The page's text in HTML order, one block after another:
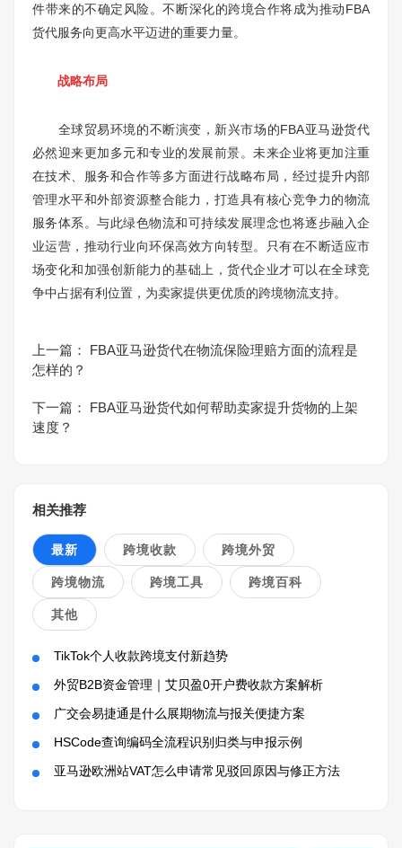
件带来的不确定风险。不断深化的跨境合作将成为推动FBA
货代服务向更高水平迈进的重要力量。
战略布局
全球贸易环境的不断演变，新兴市场的FBA亚马逊货代
必然迎来更加多元和专业的发展前景。未来企业将更加注重
在技术、服务和合作等多方面进行战略布局，经过提升内部
管理水平和外部资源整合能力，打造具有核心竞争力的物流
服务体系。与此绿色物流和可持续发展理念也将逐步融入企
业运营，推动行业向环保高效方向转型。只有在不断适应市
场变化和加强创新能力的基础上，货代企业才可以在全球竞
争中占据有利位置，为卖家提供更优质的跨境物流支持。
上一篇：
FBA亚马逊货代在物流保险理赔方面的流程是
怎样的？
下一篇：
FBA亚马逊货代如何帮助卖家提升货物的上架
速度？
相关推荐
最新 跨境收款 跨境外贸
跨境物流 跨境工具 跨境百科
其他
TikTok个人收款跨境支付新趋势
外贸B2B资金管理｜艾贝盈0开户费收款方案解析
广交会易捷通是什么展期物流与报关便捷方案
HSCode查询编码全流程识别归类与申报示例
亚马逊欧洲站VAT怎么申请常见驳回原因与修正方法